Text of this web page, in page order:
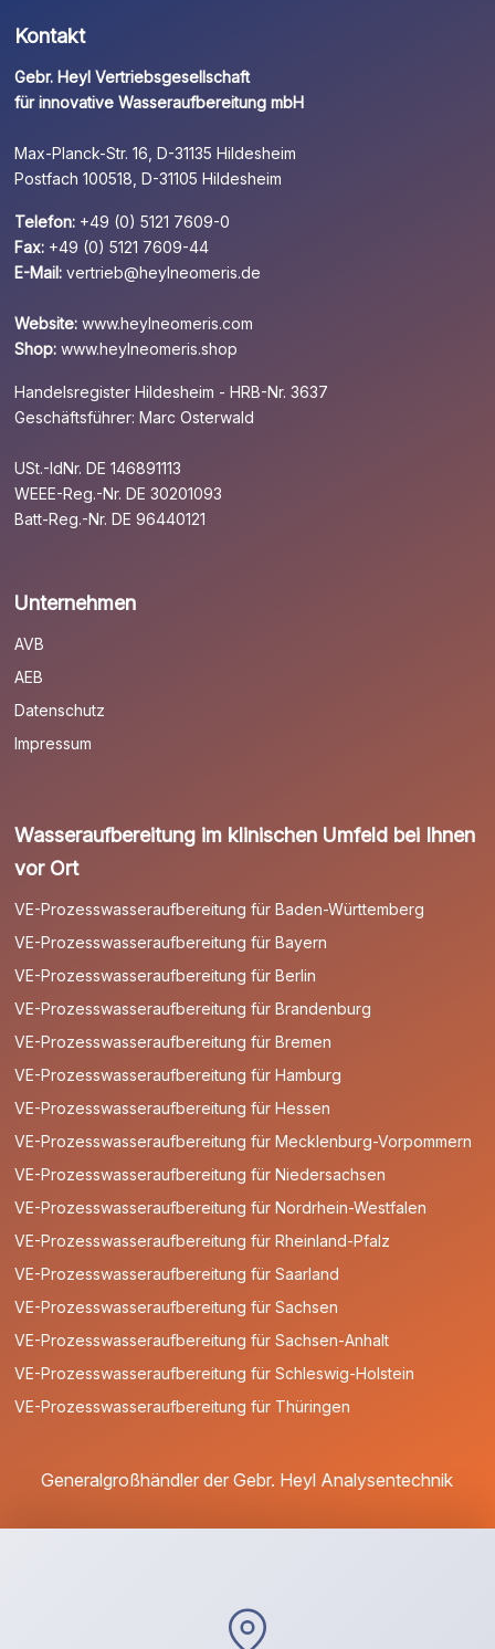
Kontakt
Gebr. Heyl Vertriebsgesellschaft
für innovative Wasseraufbereitung mbH
Max-Planck-Str. 16, D-31135 Hildesheim
Postfach 100518, D-31105 Hildesheim
Telefon: +49 (0) 5121 7609-0
Fax: +49 (0) 5121 7609-44
E-Mail: vertrieb@heylneomeris.de
Website: www.heylneomeris.com
Shop: www.heylneomeris.shop
Handelsregister Hildesheim - HRB-Nr. 3637
Geschäftsführer: Marc Osterwald
USt.-IdNr. DE 146891113
WEEE-Reg.-Nr. DE 30201093
Batt-Reg.-Nr. DE 96440121
Unternehmen
AVB
AEB
Datenschutz
Impressum
Wasseraufbereitung im klinischen Umfeld bei Ihnen
vor Ort
VE-Prozesswasseraufbereitung für Baden-Württemberg
VE-Prozesswasseraufbereitung für Bayern
VE-Prozesswasseraufbereitung für Berlin
VE-Prozesswasseraufbereitung für Brandenburg
VE-Prozesswasseraufbereitung für Bremen
VE-Prozesswasseraufbereitung für Hamburg
VE-Prozesswasseraufbereitung für Hessen
VE-Prozesswasseraufbereitung für Mecklenburg-Vorpommern
VE-Prozesswasseraufbereitung für Niedersachsen
VE-Prozesswasseraufbereitung für Nordrhein-Westfalen
VE-Prozesswasseraufbereitung für Rheinland-Pfalz
VE-Prozesswasseraufbereitung für Saarland
VE-Prozesswasseraufbereitung für Sachsen
VE-Prozesswasseraufbereitung für Sachsen-Anhalt
VE-Prozesswasseraufbereitung für Schleswig-Holstein
VE-Prozesswasseraufbereitung für Thüringen
Generalgroßhändler der Gebr. Heyl Analysentechnik